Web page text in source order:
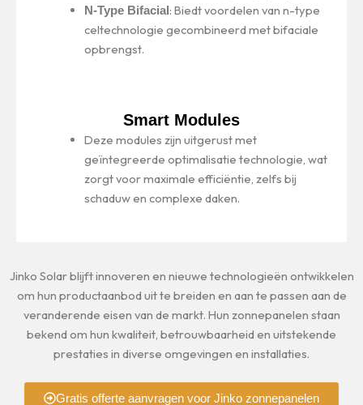
N-Type Bifacial : Biedt voordelen van n-type
celtechnologie gecombineerd met bifaciale
opbrengst.
Smart Modules
Deze modules zijn uitgerust met
geïntegreerde optimalisatie technologie, wat
zorgt voor maximale efficiëntie, zelfs bij
schaduw en complexe daken.
Jinko Solar blijft innoveren en nieuwe technologieën ontwikkelen
om hun productaanbod uit te breiden en aan te passen aan de
veranderende eisen van de markt. Hun zonnepanelen staan
bekend om hun kwaliteit, betrouwbaarheid en uitstekende
prestaties in diverse omgevingen en installaties.
Gratis offerte aanvragen voor Jinko zonnepanelen